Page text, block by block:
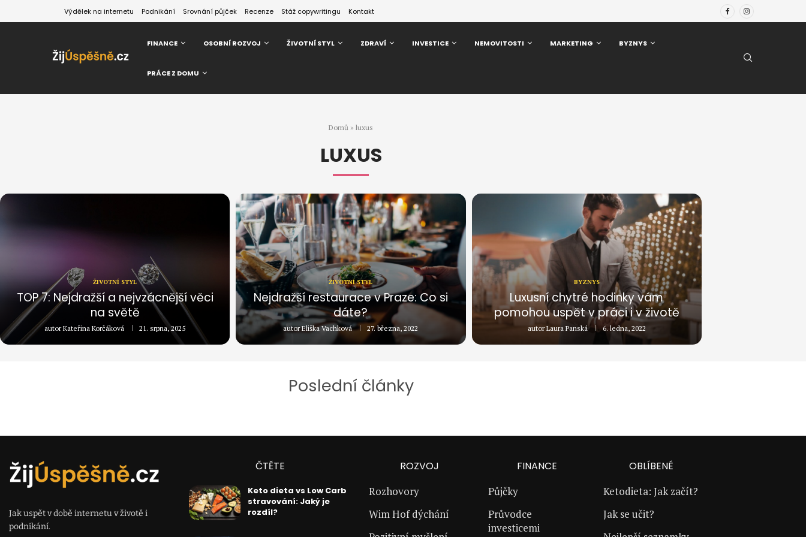
Výdělek na internetu Podnikání Srovnání půjček Recenze Stáž copywritingu Kontakt
FINANCE OSOBNÍ ROZVOJ ŽIVOTNÍ STYL ZDRAVÍ INVESTICE NEMOVITOSTI MARKETING BYZNYS
PRÁCE Z DOMU
Domů » luxus
LUXUS
ŽIVOTNÍ STYL
TOP 7: Nejdražší a nejvzácnější věci
na světě
autorKateřina Korčáková 21. srpna, 2025
ŽIVOTNÍ STYL
Nejdražší restaurace v Praze: Co si
dáte?
autorEliška Vachková 27. března, 2022
BYZNYS
Luxusní chytré hodinky vám
pomohou uspět v práci i v životě
autorLaura Panská 6. ledna, 2022
Poslední články
Jak uspět v době internetu v životě i
podnikání.
ČTĚTE
Keto dieta vs Low Carb
stravování: Jaký je
rozdíl?
ROZVOJ
Rozhovory
Wim Hof dýchání
FINANCE
Půjčky
Průvodce
investicemi
OBLÍBENÉ
Ketodieta: Jak začít?
Jak se učit?